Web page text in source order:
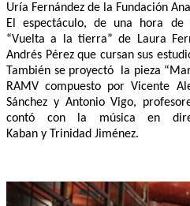
Uría Fernández de la Fundación
El espectáculo, de una hora
“Vuelta a la tierra” de Laura
Andrés Pérez que cursan sus
También se proyectó la pieza
RAMV compuesto por Vicente
Sánchez y Antonio Vigo,
contó con la música en
Kaban y Trinidad Jiménez.